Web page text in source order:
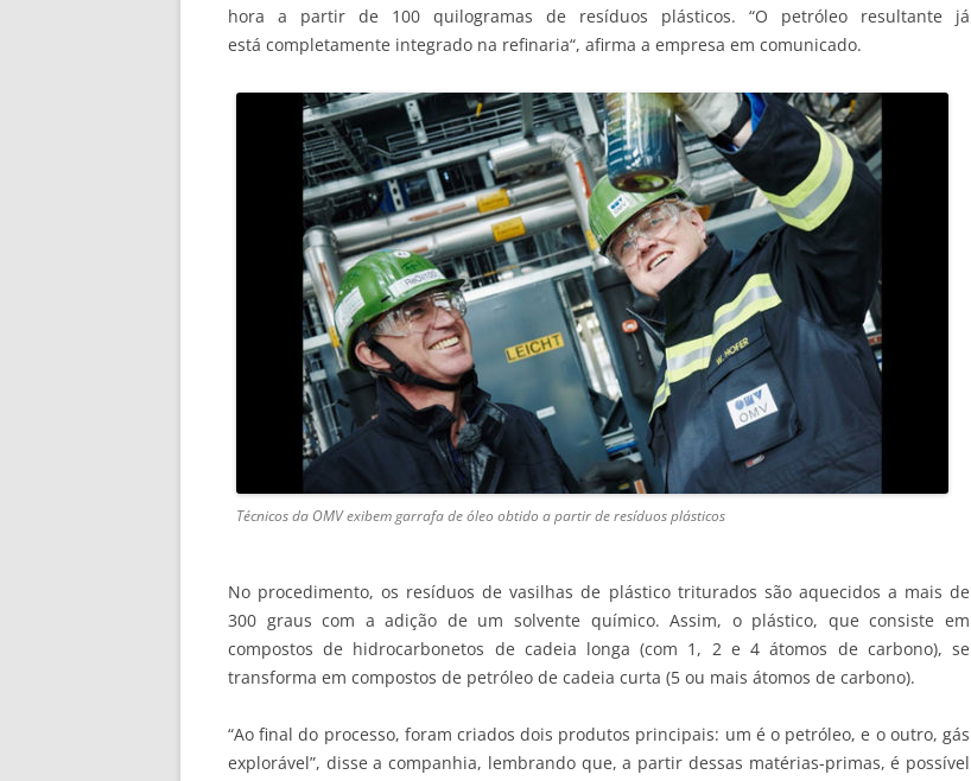
hora a partir de 100 quilogramas de resíduos plásticos. “O petróleo resultante já
está completamente integrado na refinaria“, afirma a empresa em comunicado.
Técnicos da OMV exibem garrafa de óleo obtido a partir de resíduos plásticos
No procedimento, os resíduos de vasilhas de plástico triturados são aquecidos a mais de
300 graus com a adição de um solvente químico. Assim, o plástico, que consiste em
compostos de hidrocarbonetos de cadeia longa (com 1, 2 e 4 átomos de carbono), se
transforma em compostos de petróleo de cadeia curta (5 ou mais átomos de carbono).
“Ao final do processo, foram criados dois produtos principais: um é o petróleo, e o outro, gás
explorável”, disse a companhia, lembrando que, a partir dessas matérias-primas, é possível